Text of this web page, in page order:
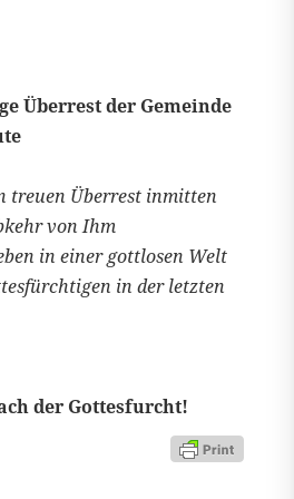
Überrest der Gemeinde
treuen Überrest inmitten
von Ihm
in einer gottlosen Welt
in der letzten
der Gottesfurcht!